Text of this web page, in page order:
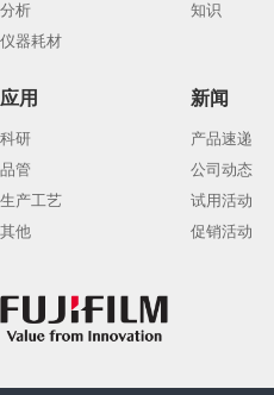
分析
仪器耗材
知识
应用
科研
品管
生产工艺
其他
新闻
产品速递
公司动态
试用活动
促销活动